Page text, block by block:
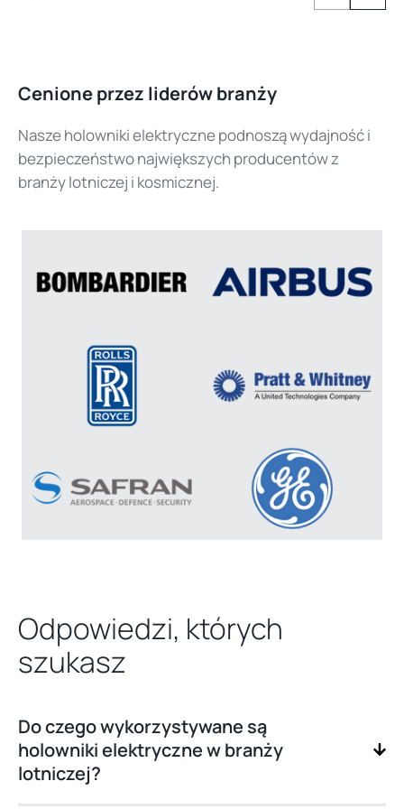
Cenione przez liderów branży
Nasze holowniki elektryczne podnoszą wydajność i
bezpieczeństwo największych producentów z
branży lotniczej i kosmicznej.
Odpowiedzi, których
szukasz
Do czego wykorzystywane są
holowniki elektryczne w branży
lotniczej?